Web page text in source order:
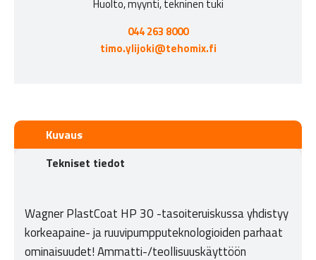
Huolto, myynti, tekninen tuki
044 263 8000
timo.ylijoki@tehomix.fi
Kuvaus
Tekniset tiedot
Wagner PlastCoat HP 30 -tasoiteruiskussa yhdistyy
korkeapaine- ja ruuvipumpputeknologioiden parhaat
ominaisuudet! Ammatti-/teollisuuskäyttöön